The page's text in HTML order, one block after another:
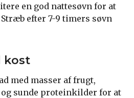
en god nattesøvn for at
efter 7-9 timers søvn
kost
med masser af frugt,
sunde proteinkilder for at